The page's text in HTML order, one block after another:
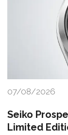
07/08/2026
Seiko
Limited